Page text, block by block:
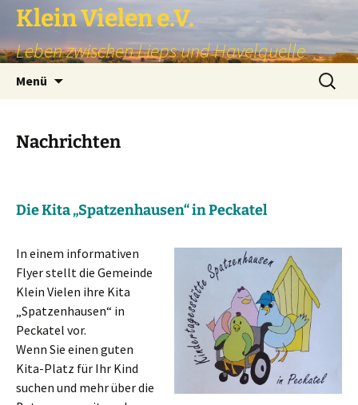
Zum
Inhalt
springen
Klein Vielen e.V.
Leben zwischen Lieps und Havelquelle
Menü
Suchen
nach:
Nachrichten
Die Kita „Spatzenhausen“ in Peckatel
In einem informativen
Flyer stellt die Gemeinde
Klein Vielen ihre Kita
„Spatzenhausen“ in
Peckatel vor.
Wenn Sie einen guten
Kita-Platz für Ihr Kind
suchen und mehr über die